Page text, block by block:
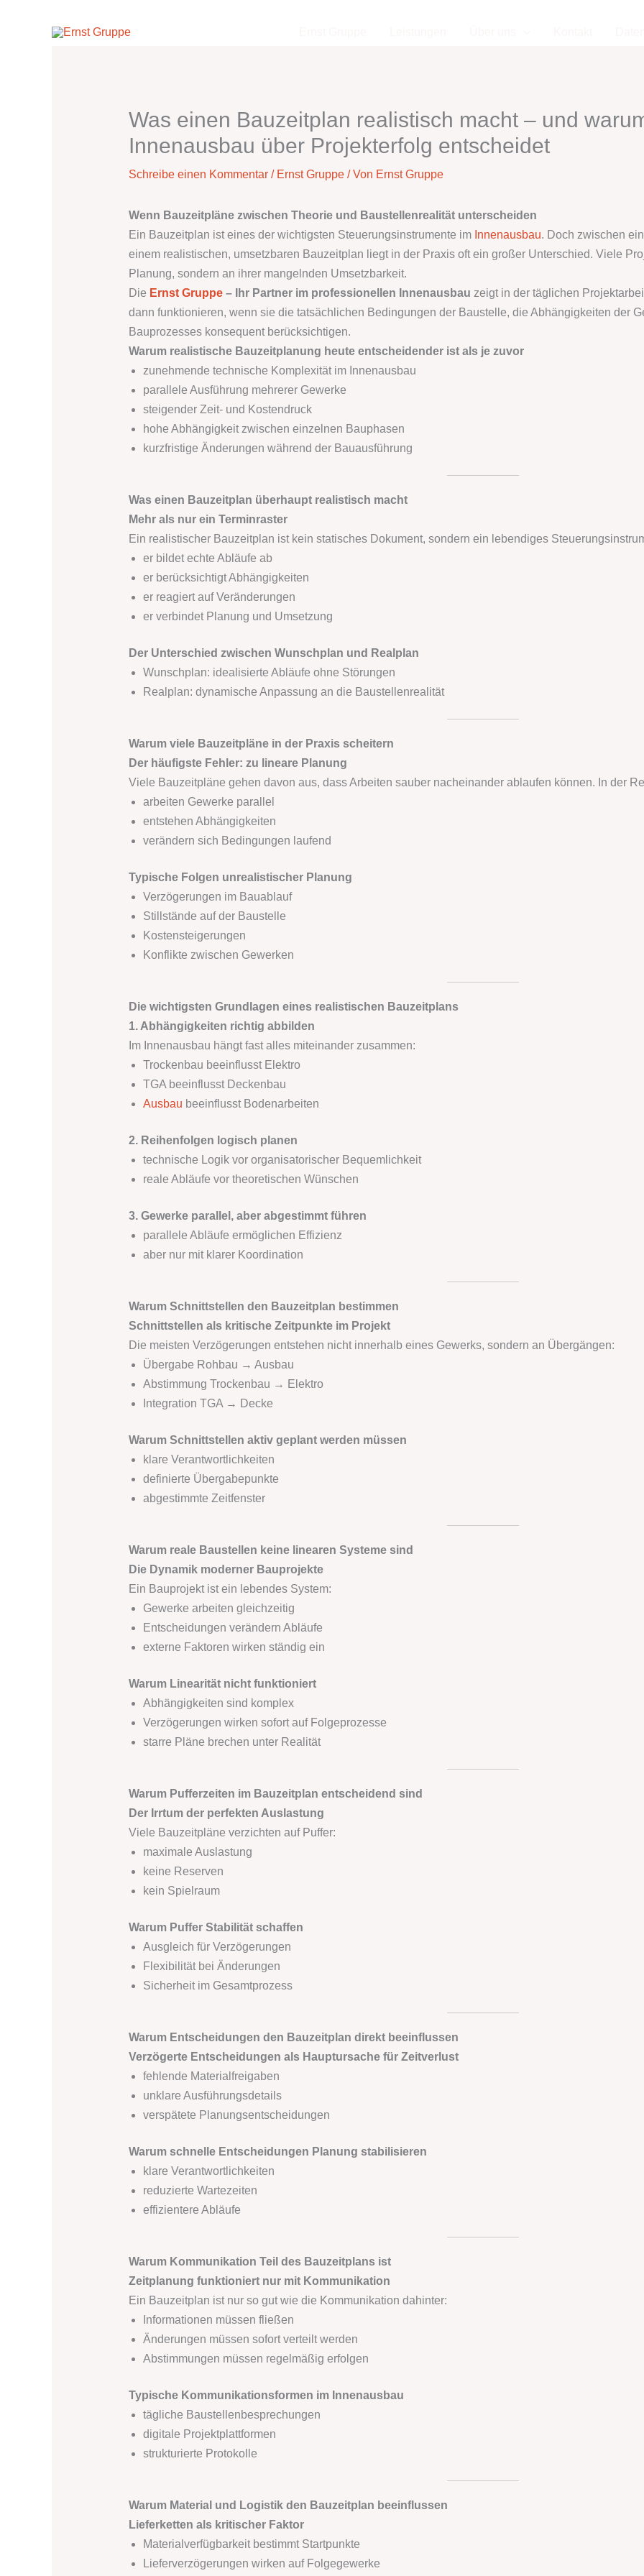
Was einen Bauzeitplan realistisch macht – und
Innenausbau über Projekterfolg entscheidet
Schreibe einen Kommentar / Ernst Gruppe/ Von Ernst Gruppe
Wenn Bauzeitpläne zwischen Theorie und Baustellenrealität unterscheiden
Ein Bauzeitplan ist eines der wichtigsten Steuerungsinstrumente im Innenausbau. Doch zwischen
einem realistischen, umsetzbaren Bauzeitplan liegt in der Praxis oft ein großer Unterschied. Viele
Planung, sondern an ihrer mangelnden Umsetzbarkeit.
Die Ernst Gruppe– Ihr Partner im professionellen Innenausbau zeigt in der täglichen
dann funktionieren, wenn sie die tatsächlichen Bedingungen der Baustelle, die Abhängigkeiten der
Bauprozesses konsequent berücksichtigen.
Warum realistische Bauzeitplanung heute entscheidender ist als je zuvor
zunehmende technische Komplexität im Innenausbau
parallele Ausführung mehrerer Gewerke
steigender Zeit- und Kostendruck
hohe Abhängigkeit zwischen einzelnen Bauphasen
kurzfristige Änderungen während der Bauausführung
Was einen Bauzeitplan überhaupt realistisch macht
Mehr als nur ein Terminraster
Ein realistischer Bauzeitplan ist kein statisches Dokument, sondern ein lebendiges
er bildet echte Abläufe ab
er berücksichtigt Abhängigkeiten
er reagiert auf Veränderungen
er verbindet Planung und Umsetzung
Der Unterschied zwischen Wunschplan und Realplan
Wunschplan: idealisierte Abläufe ohne Störungen
Realplan: dynamische Anpassung an die Baustellenrealität
Warum viele Bauzeitpläne in der Praxis scheitern
Der häufigste Fehler: zu lineare Planung
Viele Bauzeitpläne gehen davon aus, dass Arbeiten sauber nacheinander ablaufen können. In der
arbeiten Gewerke parallel
entstehen Abhängigkeiten
verändern sich Bedingungen laufend
Typische Folgen unrealistischer Planung
Verzögerungen im Bauablauf
Stillstände auf der Baustelle
Kostensteigerungen
Konflikte zwischen Gewerken
Die wichtigsten Grundlagen eines realistischen Bauzeitplans
1. Abhängigkeiten richtig abbilden
Im Innenausbau hängt fast alles miteinander zusammen:
Trockenbau beeinflusst Elektro
TGA beeinflusst Deckenbau
Ausbau beeinflusst Bodenarbeiten
2. Reihenfolgen logisch planen
technische Logik vor organisatorischer Bequemlichkeit
reale Abläufe vor theoretischen Wünschen
3. Gewerke parallel, aber abgestimmt führen
parallele Abläufe ermöglichen Effizienz
aber nur mit klarer Koordination
Warum Schnittstellen den Bauzeitplan bestimmen
Schnittstellen als kritische Zeitpunkte im Projekt
Die meisten Verzögerungen entstehen nicht innerhalb eines Gewerks, sondern an Übergängen:
Übergabe Rohbau → Ausbau
Abstimmung Trockenbau → Elektro
Integration TGA → Decke
Warum Schnittstellen aktiv geplant werden müssen
klare Verantwortlichkeiten
definierte Übergabepunkte
abgestimmte Zeitfenster
Warum reale Baustellen keine linearen Systeme sind
Die Dynamik moderner Bauprojekte
Ein Bauprojekt ist ein lebendes System:
Gewerke arbeiten gleichzeitig
Entscheidungen verändern Abläufe
externe Faktoren wirken ständig ein
Warum Linearität nicht funktioniert
Abhängigkeiten sind komplex
Verzögerungen wirken sofort auf Folgeprozesse
starre Pläne brechen unter Realität
Warum Pufferzeiten im Bauzeitplan entscheidend sind
Der Irrtum der perfekten Auslastung
Viele Bauzeitpläne verzichten auf Puffer:
maximale Auslastung
keine Reserven
kein Spielraum
Warum Puffer Stabilität schaffen
Ausgleich für Verzögerungen
Flexibilität bei Änderungen
Sicherheit im Gesamtprozess
Warum Entscheidungen den Bauzeitplan direkt beeinflussen
Verzögerte Entscheidungen als Hauptursache für Zeitverlust
fehlende Materialfreigaben
unklare Ausführungsdetails
verspätete Planungsentscheidungen
Warum schnelle Entscheidungen Planung stabilisieren
klare Verantwortlichkeiten
reduzierte Wartezeiten
effizientere Abläufe
Warum Kommunikation Teil des Bauzeitplans ist
Zeitplanung funktioniert nur mit Kommunikation
Ein Bauzeitplan ist nur so gut wie die Kommunikation dahinter:
Informationen müssen fließen
Änderungen müssen sofort verteilt werden
Abstimmungen müssen regelmäßig erfolgen
Typische Kommunikationsformen im Innenausbau
tägliche Baustellenbesprechungen
digitale Projektplattformen
strukturierte Protokolle
Warum Material und Logistik den Bauzeitplan beeinflussen
Lieferketten als kritischer Faktor
Materialverfügbarkeit bestimmt Startpunkte
Lieferverzögerungen wirken auf Folgegewerke